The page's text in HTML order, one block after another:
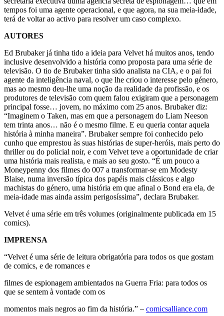
tempos foi uma agente operacional, e que agora, na sua meia-idade,
terá de voltar ao activo para resolver um caso complexo.
AUTORES
Ed Brubaker já tinha tido a ideia para Velvet há muitos anos, tendo
inclusive desenvolvido a história como proposta para uma série de
televisão. O tio de Brubaker tinha sido analista na CIA, e o pai foi
agente da inteligência naval, o que lhe criou o interesse pelo género,
mas ao mesmo deu-lhe uma noção da realidade da profissão, e os
produtores de televisão com quem falou exigiram que a personagem
principal fosse… jovem, no máximo com 25 anos. Brubaker diz:
“Imaginem o Taken, mas em que a personagem do Liam Neeson
tem trinta anos… não é o mesmo filme. E eu queria contar aquela
história à minha maneira”. Brubaker sempre foi conhecido pelo
cunho que emprestou às suas histórias de super-heróis, mais perto do
thriller ou do policial noir, e com Velvet teve a oportunidade de criar
uma história mais realista, e mais ao seu gosto. “É um pouco a
Moneypenny dos filmes do 007 a transformar-se em Modesty
Blaise, numa inversão típica dos papéis mais clássicos e algo
machistas do género, uma história em que afinal o Bond era ela, de
meia-idade mas ainda assim perigosíssima”, declara Brubaker.
Velvet é uma série em três volumes (originalmente publicada em 15
comics).
IMPRENSA
“Velvet é uma série de leitura obrigatória para todos os que gostam
de comics, e de romances e
filmes de espionagem ambientados na Guerra Fria: para todos os
que se sentem à vontade com os
momentos mais negros ao fim da história.” – comicsalliance.com